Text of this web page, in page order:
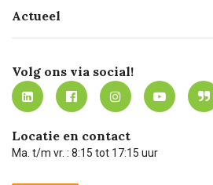
Missie
Werken bij Carel Lurvink
MVO
Bezorgen
Mijn Carel Lurvink
Mijn Carel Lurvink instructievideo's
Carel Lurvink App
Hulp op afstand
Technische dienst
Actueel
Innovation LAB
Tevreden klanten
Carel Lurvink Blog
Carel de podcast
Volg ons via social!
Locatie en contact
Ma. t/m vr. : 8:15 tot 17:15 uur